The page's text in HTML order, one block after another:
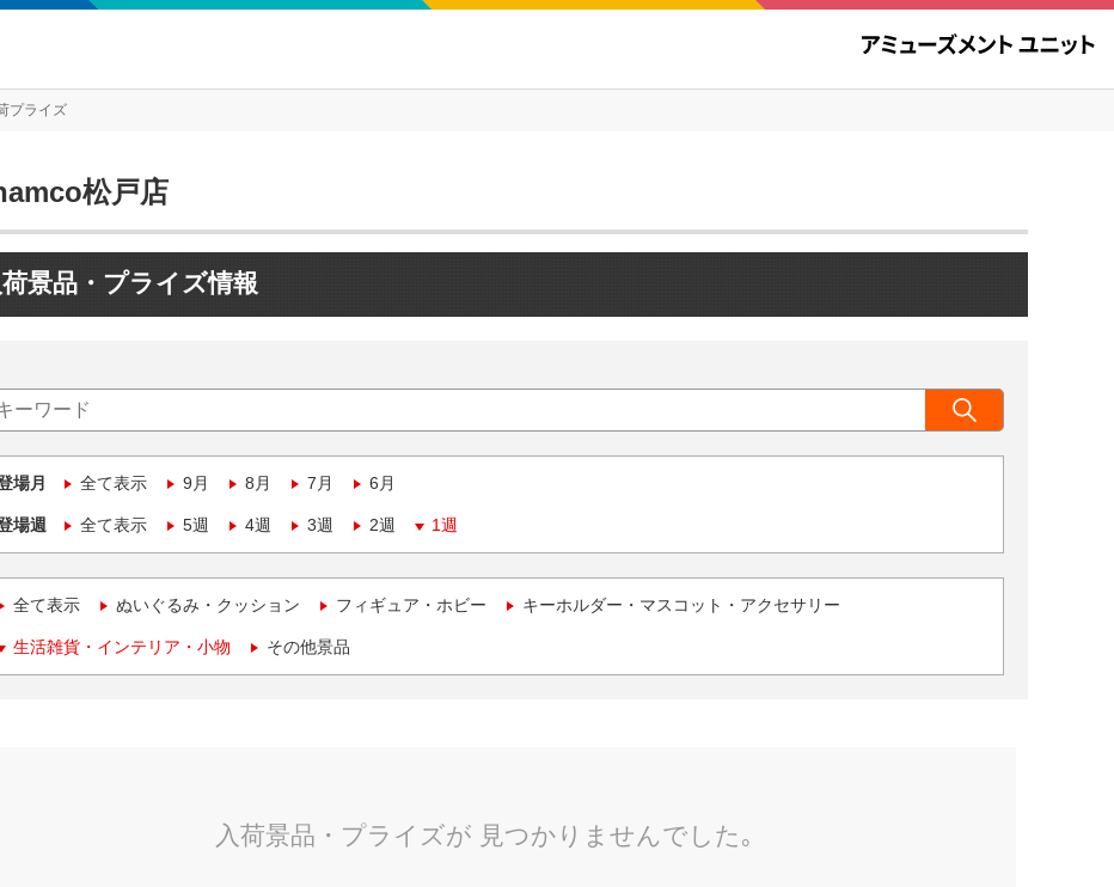
プライズ
松戸店
荷景品・プライズ情報
場月 全て表示 9月 8月 7月 6月
場週 全て表示 5週 4週 3週 2週 1週
全て表示 ぬいぐるみ・クッション フィギュア・ホビー キーホルダー・マスコット・アクセサリー
生活雑貨・インテリア・小物 その他景品